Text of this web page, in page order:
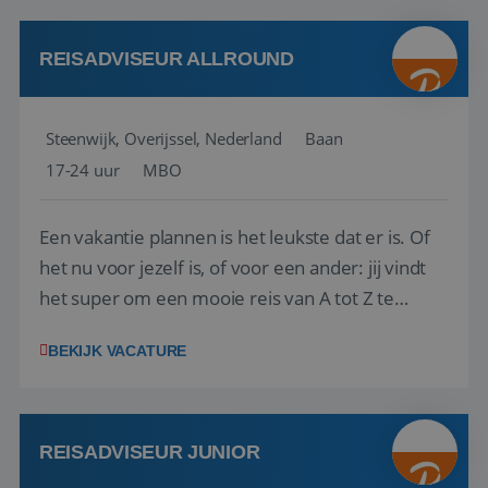
kwaliteitsbewaking van alles wat met IATA te m...
REISADVISEUR ALLROUND
Steenwijk, Overijssel, Nederland
Baan
17-24 uur
MBO
Een vakantie plannen is het leukste dat er is. Of
het nu voor jezelf is, of voor een ander: jij vindt
het super om een mooie reis van A tot Z te
vakantiegangers de meest prachtige plekjes op
werken: of het nu gaat om vragen ...
BEKIJK VACATURE
REISADVISEUR JUNIOR